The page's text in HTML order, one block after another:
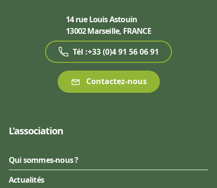
14 rue Louis Astouin
13002 Marseille, FRANCE
Tél :+33 (0)4 91 56 06 91
Contactez-nous
L'association
Qui sommes-nous ?
Actualités